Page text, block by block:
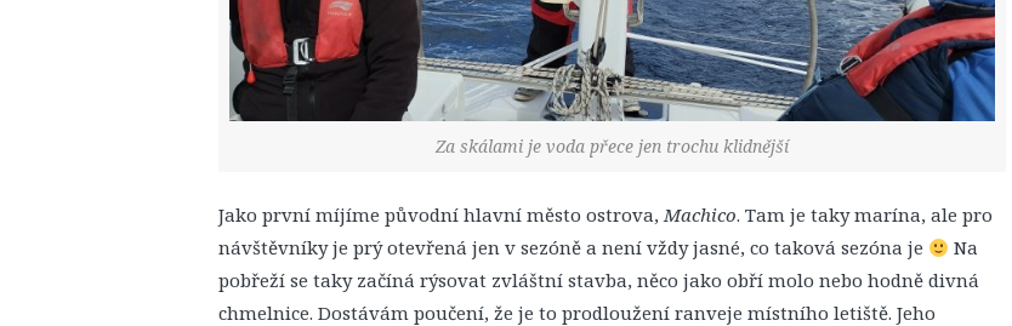
Za skálami je voda přece jen trochu klidnější
Jako první míjíme původní hlavní město ostrova,Machico. Tam je taky marína, ale pro
návštěvníky je prý otevřená jen v sezóně a není vždy jasné, co taková sezóna je
Na
pobřeží se taky začíná rýsovat zvláštní stavba, něco jako obří molo nebo hodně divná
chmelnice. Dostávám poučení, že je to prodloužení ranveje místního letiště. Jeho